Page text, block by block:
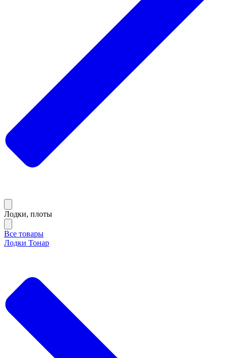
Лодки, плоты
Все товары
Лодки Тонар